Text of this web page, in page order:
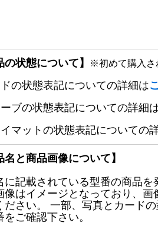
の状態について】 ※初めて購入さ
の状態表記についての詳細は
ブの状態表記についての詳細
マットの状態表記についての
名と商品画像について】
に記載されている型番の商品を
像はイメージとなっており、
ださい。 一部、写真とカード
をご確認下さい。